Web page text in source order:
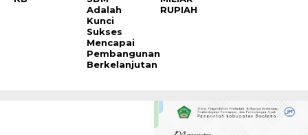
Adalah
Kunci
Sukses
Mencapai
Pembangunan
Berkelanjutan
RUPIAH